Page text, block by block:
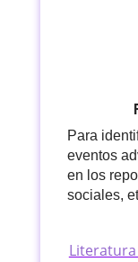
Para
eventos
en los
sociales,